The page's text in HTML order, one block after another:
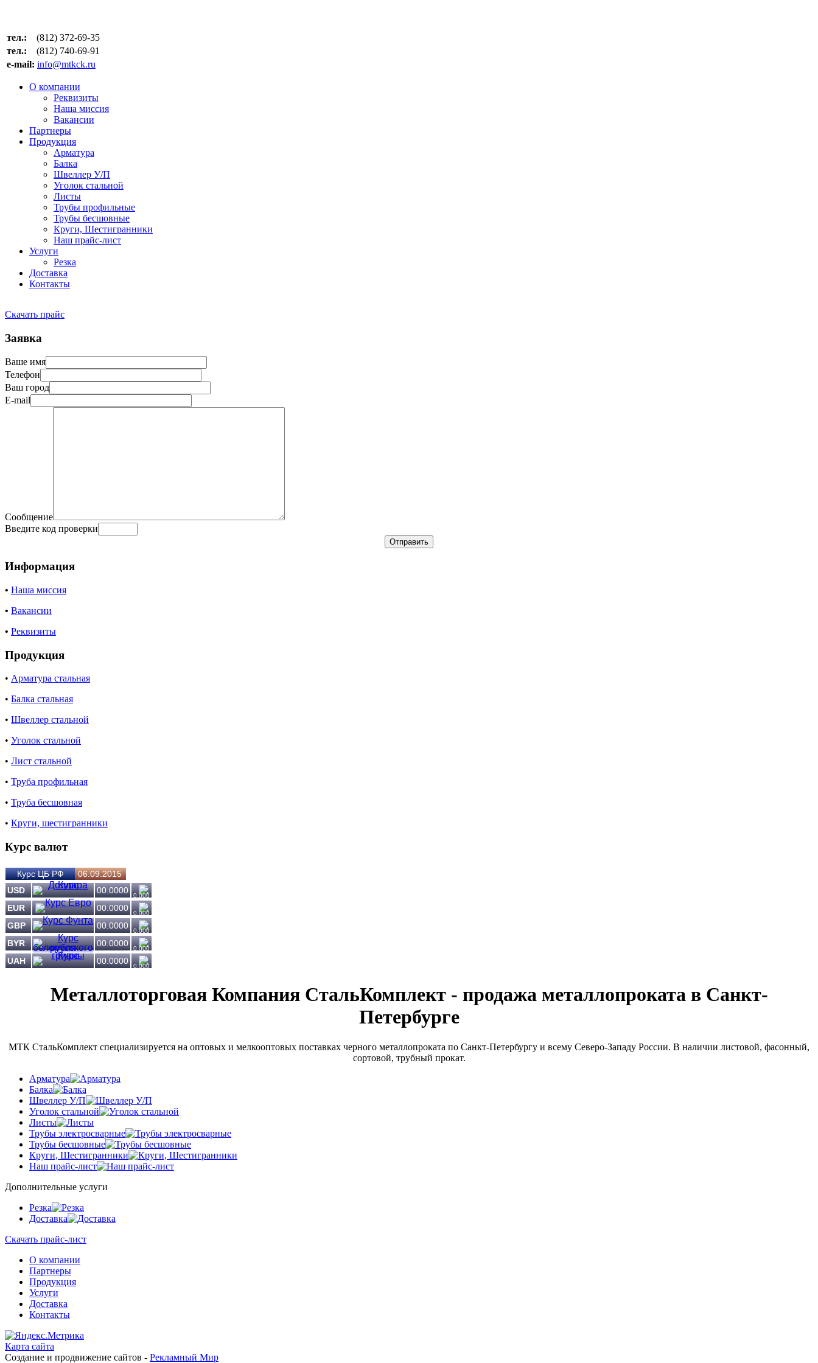
тел.: (812) 372-69-35
тел.: (812) 740-69-91
e-mail: info@mtkck.ru
О компании
Реквизиты
Наша миссия
Вакансии
Партнеры
Продукция
Арматура
Балка
Швеллер У/П
Уголок стальной
Листы
Трубы профильные
Трубы бесшовные
Круги, Шестигранники
Наш прайс-лист
Услуги
Резка
Доставка
Контакты
Скачать прайс
Заявка
Ваше имя
Телефон
Ваш город
E-mail
Сообщение
Введите код проверки
Информация
• Наша миссия
• Вакансии
• Реквизиты
Продукция
• Арматура стальная
• Балка стальная
• Швеллер стальной
• Уголок стальной
• Лист стальной
• Труба профильная
• Труба бесшовная
• Круги, шестигранники
Курс валют
Курс ЦБ РФ
06.09.2015
USD
00.0000
0.000
EUR 00.0000
0.000
GBP 00.0000
0.000
BYR 00.0000
0.000
UAH 00.0000
0.000
Металлоторговая Компания СтальКомплект - продажа металлопроката в Санкт-
Петербурге
МТК СтальКомплект специализируется на оптовых и мелкооптовых поставках черного металлопроката по Санкт-Петербургу и всему Северо-Западу России. В наличии листовой, фасонный,
сортовой, трубный прокат.
Арматура
Балка
Швеллер У/П
Уголок стальной
Листы
Трубы электросварные
Трубы бесшовные
Круги, Шестигранники
Наш прайс-лист
Дополнительные услуги
Резка
Доставка
Скачать прайс-лист
О компании
Партнеры
Продукция
Услуги
Доставка
Контакты
Карта сайта
Создание и продвижение сайтов - Рекламный Мир